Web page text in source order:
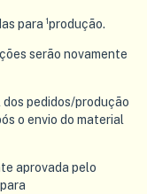
para ¹produção.
serão novamente
pedidos/produção
o envio do material
aprovada pelo